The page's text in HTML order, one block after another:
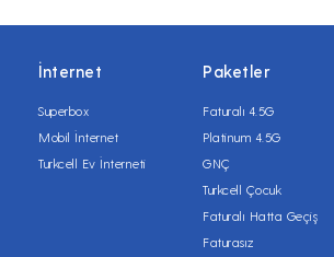
İnternet
Superbox
Mobil İnternet
Turkcell Ev İnterneti
Paketler
Faturalı 4.5G
Platinum 4.5G
GNÇ
Turkcell Çocuk
Faturalı Hatta Geçiş
Faturasız